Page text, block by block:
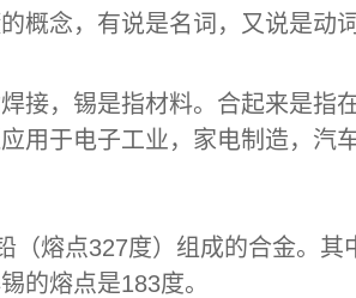
概念，有说是名词，又说是动
接，锡是指材料。合起来是指
用于电子工业，家电制造，汽
（熔点327度）组成的合金。其
的熔点是183度。